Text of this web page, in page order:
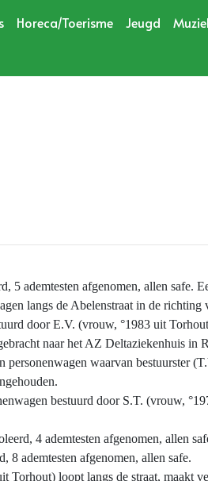
Horeca/Toerisme Jeugd
ademtesten afgenomen, allen safe.
langs de Abelenstraat in de richting
door E.V. (vrouw, °1983 uit
naar het AZ Deltaziekenhuis in
waarvan bestuurster
bestuurd door S.T. (vrouw,
4 ademtesten afgenomen, allen
ademtesten afgenomen, allen safe.
Torhout) loopt langs de straat, maakt